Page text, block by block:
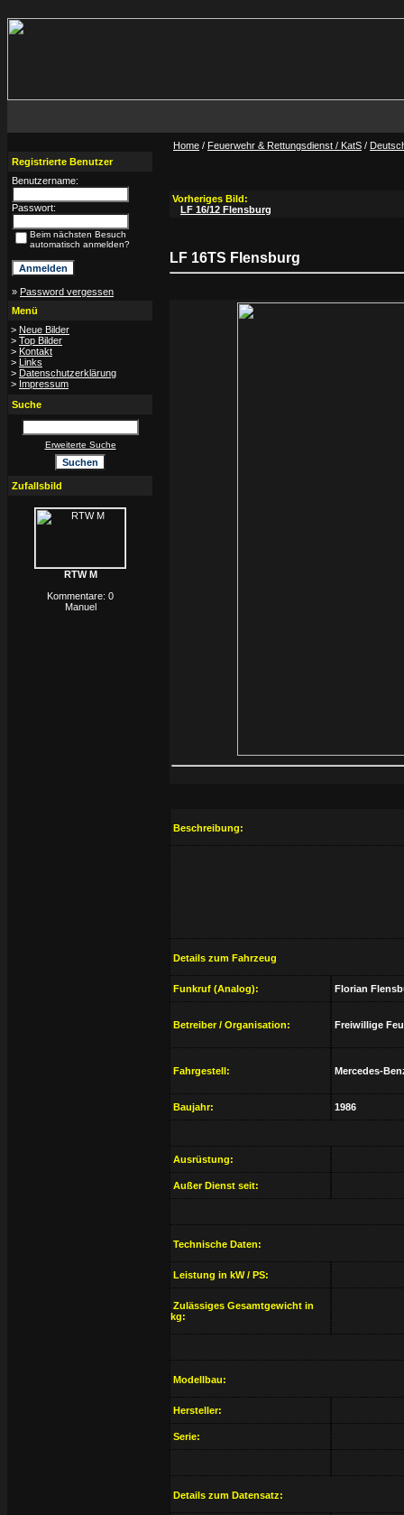
Registrierte Benutzer
Benutzername:
Passwort:
Beim nächsten Besuch
automatisch anmelden?
» Password vergessen
Menü
> Neue Bilder
> Top Bilder
> Kontakt
> Links
> Datenschutzerklärung
> Impressum
Suche
Erweiterte Suche
Zufallsbild
RTW M
Kommentare: 0
Manuel
Home / Feuerwehr & Rettungsdienst / KatS /
Vorheriges Bild:
LF 16/12 Flensburg
LF 16TS Flensburg
Beschreibung:
Details zum Fahrzeug
Funkruf (Analog): Florian
Betreiber / Organisation: Freiwillige
Fahrgestell: Mercedes-
Baujahr: 1986
Ausrüstung:
Außer Dienst seit:
Technische Daten:
Leistung in kW / PS:
Zulässiges Gesamtgewicht in
kg:
Modellbau:
Hersteller:
Serie:
Details zum Datensatz: